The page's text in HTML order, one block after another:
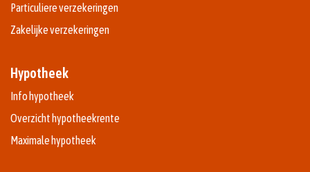
Particuliere verzekeringen
Zakelijke verzekeringen
Hypotheek
Info hypotheek
Overzicht hypotheekrente
Maximale hypotheek